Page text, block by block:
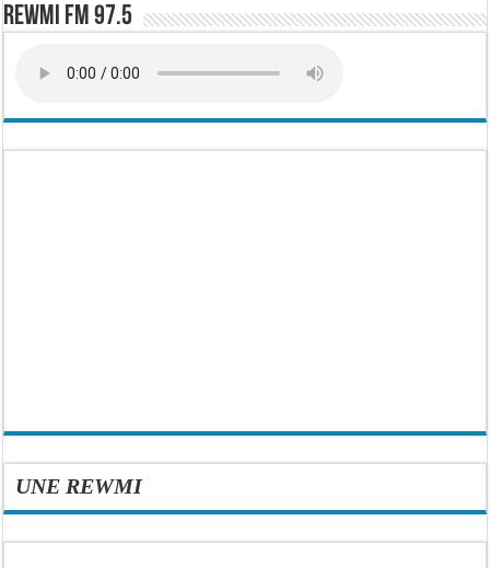
Rewmi FM 97.5
UNE REWMI